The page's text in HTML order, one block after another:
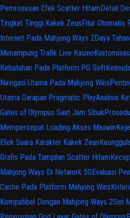
Pemrosesan Efek Scatter HitamDetail
Tingkat Tinggi Kakek ZeusFitur Otomatis
Internet Pada Mahjong Ways 2Daya
Menampung Trafik Live Kasino
Kebutuhan Pada Platform PG Soft
Navigasi Utama Pada Mahjong Wins
Utama Garapan Pragmatic PlayAnalisis
Gates of Olympus Saat Jam Sibuk
Mempercepat Loading Akses Maxwin
Efek Suara Karakter Kakek Zeus
Grafis Pada Tampilan Scatter Hitam
Mahjong Ways Di Network 5GEvaluasi
Cache Pada Platform Mahjong Wins
Kompatibel Dengan Mahjong Ways 2Sisi